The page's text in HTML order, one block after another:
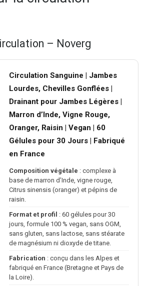
– Noverg
Circulation Sanguine | Jambes
Lourdes, Chevilles Gonflées |
Drainant pour Jambes Légères |
Marron d’Inde, Vigne Rouge,
Oranger, Raisin | Vegan | 60
Gélules pour 30 Jours | Fabriqué
en France
Composition végétale : complexe à
base de marron d’Inde, vigne rouge,
Citrus sinensis (oranger) et pépins de
raisin.
Format et profil : 60 gélules pour 30
jours, formule 100 % vegan, sans OGM,
sans gluten, sans lactose, sans stéarate
de magnésium ni dioxyde de titane.
Fabrication : conçu dans les Alpes et
fabriqué en France (Bretagne et Pays de
la Loire).